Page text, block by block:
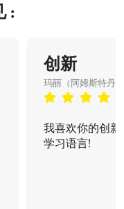
:
创新
玛丽（阿姆斯特丹
我喜欢你的创
学习语言!